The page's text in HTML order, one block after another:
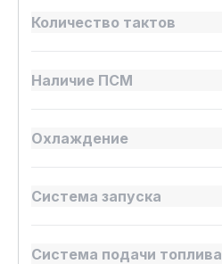
Количество тактов
Наличие ПСМ
Охлаждение
Система запуска
Система подачи топлива